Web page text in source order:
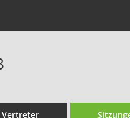
Vertreter